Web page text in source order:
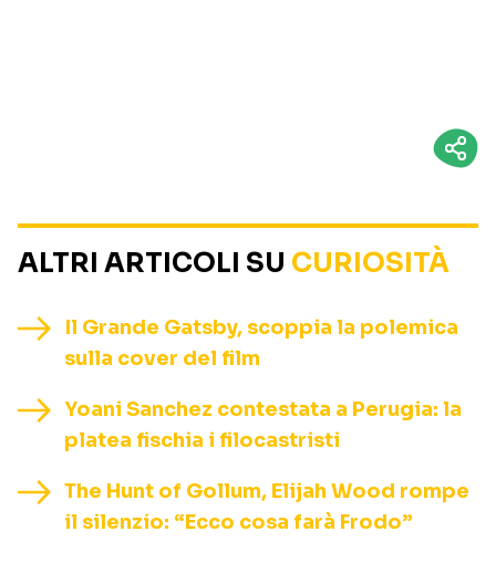
ALTRI ARTICOLI SU CURIOSITÀ
Il Grande Gatsby, scoppia la polemica
sulla cover del film
Yoani Sanchez contestata a Perugia: la
platea fischia i filocastristi
The Hunt of Gollum, Elijah Wood rompe
il silenzio: “Ecco cosa farà Frodo”